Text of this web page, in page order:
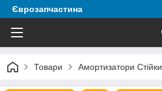
Єврозапчастина
Товари Амортизатори Стійки